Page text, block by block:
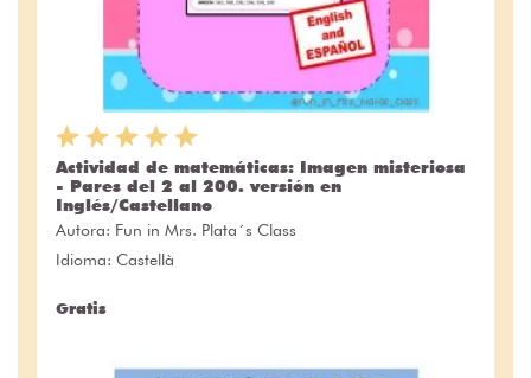
Actividad de matemáticas: Imagen misteriosa
- Pares del 2 al 200. versión en
Inglés/Castellano
Autora: Fun in Mrs. Plata´s Class
Idioma: Castellà
Gratis